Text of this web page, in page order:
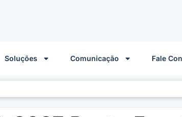
Soluções Comunicação Fale